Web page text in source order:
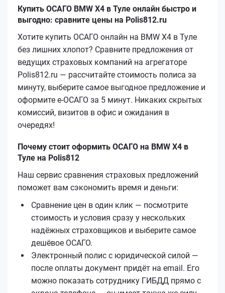
Купить ОСАГО BMW X4 в Туле онлайн быстро и
выгодно: сравните цены на Polis812.ru
Хотите купить ОСАГО онлайн на BMW X4 в Туле
без лишних хлопот? Сравните предложения от
ведущих страховых компаний на агрегаторе
Polis812.ru — рассчитайте стоимость полиса за
минуту, выберите самое выгодное предложение и
оформите е‑ОСАГО за 5 минут. Никаких скрытых
комиссий, визитов в офис и ожидания в
очередях!
Почему стоит оформить ОСАГО на BMW X4 в
Туле на Polis812
Наш сервис сравнения страховых предложений
поможет вам сэкономить время и деньги:
Сравнение цен в один клик — посмотрите
стоимость и условия сразу у нескольких
надёжных страховщиков и выберите самое
дешёвое ОСАГО.
Электронный полис с юридической силой —
после оплаты документ придёт на email. Его
можно показать сотруднику ГИБДД прямо с